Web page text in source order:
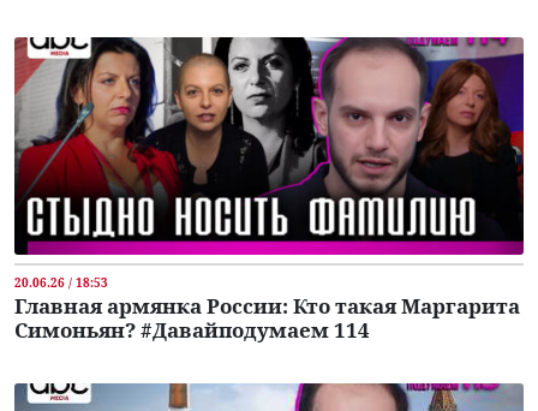
20.06.26 / 18:53
Главная армянка России: Кто такая Маргарита
Симоньян? #Давайподумаем 114